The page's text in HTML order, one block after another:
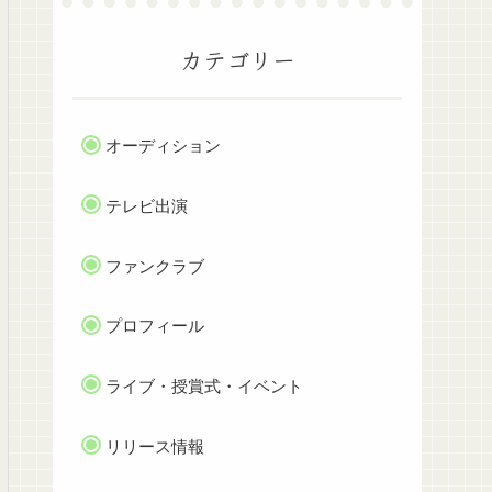
カテゴリー
オーディション
テレビ出演
ファンクラブ
プロフィール
ライブ・授賞式・イベント
リリース情報